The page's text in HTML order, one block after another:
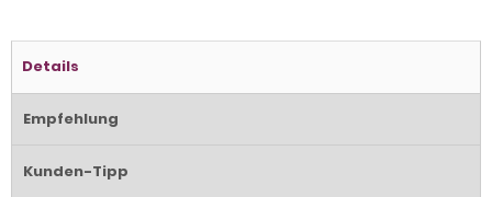
Details
Empfehlung
Kunden-Tipp